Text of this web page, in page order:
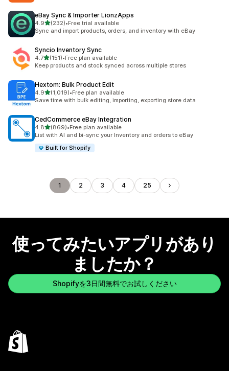
eBay Sync & Importer LionzApps
4.95つ星中
(232)
合計レビュー数：232件
•Free trial available
Sync and import products, orders, and inventory with eBay
Syncio Inventory Sync
4.75つ星中
(151)
合計レビュー数：151件
•Free plan available
Keep products and stock synced across multiple stores
Hextom: Bulk Product Edit
4.95つ星中
(1,019)
合計レビュー数：1019件
•Free plan available
Save time with bulk editing, importing, exporting store data
CedCommerce eBay Integration
4.85つ星中
(869)
合計レビュー数：869件
•Free plan available
List with AI and bi-sync your Inventory and orders to eBay
Built for Shopify
1 2 3 4 25
使ってみたいアプリがあり
ましたか？
Shopifyを3日間無料でお試しください